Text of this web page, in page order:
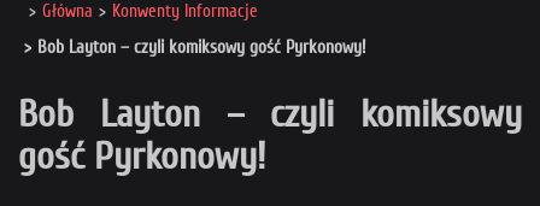
Główna
Konwenty Informacje
Bob Layton – czyli komiksowy gość Pyrkonowy!
Bob Layton – czyli komiksowy
gość Pyrkonowy!